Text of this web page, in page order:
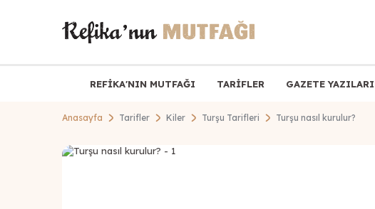
REFİKA'NIN MUTFAĞI TARİFLER GAZETE YAZILARI
Anasayfa Tarifler Kiler Turşu Tarifleri Turşu nasıl kurulur?